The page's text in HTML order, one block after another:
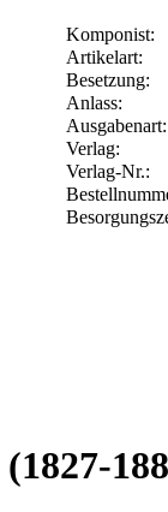
Komponist:
Artikelart:
Besetzung:
Anlass:
Ausgabenart:
Verlag:
Verlag-Nr.:
(1827-